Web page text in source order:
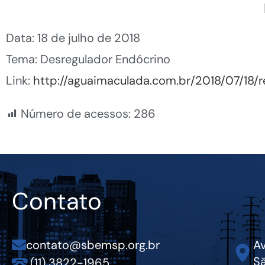
Data: 18 de julho de 2018
Tema: Desregulador Endócrino
Link: http://aguaimaculada.com.br/2018/07/
Número de acessos: 286
Contato
contato@sbemsp.org.br